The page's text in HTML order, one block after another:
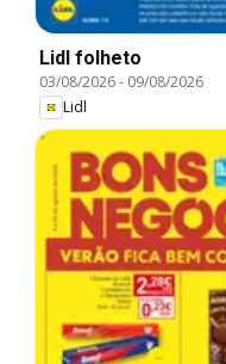
Lidl folheto
03/08/2026- 09/08/2026
Lidl